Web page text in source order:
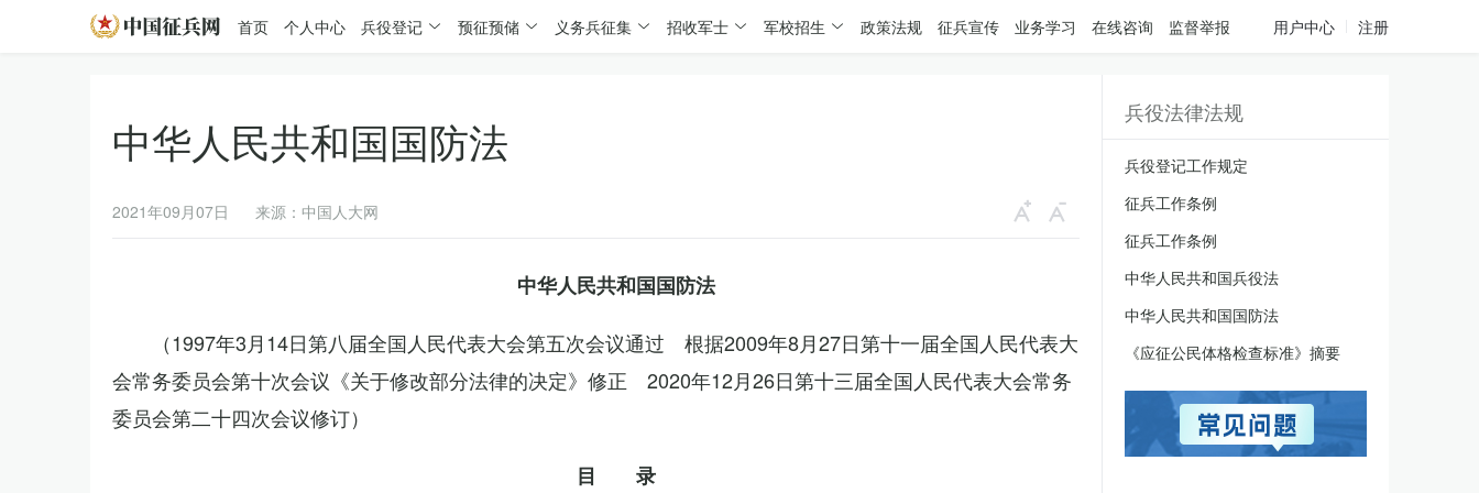
首页 个人中心 兵役登记 预征预储 义务兵征集 招收军士 军校招生 政策法规 征兵宣传 业务学习 在线咨询 监督举报 用户中心 注册
中华人民共和国国防法
2021年09月07日 来源：中国人大网
中华人民共和国国防法
（1997年3月14日第八届全国人民代表大会第五次会议通过 根据2009年8月27日第十一届全国人民代表大
会常务委员会第十次会议《关于修改部分法律的决定》修正 2020年12月26日第十三届全国人民代表大会常务
委员会第二十四次会议修订）
目 录
兵役法律法规
兵役登记工作规定
征兵工作条例
征兵工作条例
中华人民共和国兵役法
中华人民共和国国防法
《应征公民体格检查标准》摘要